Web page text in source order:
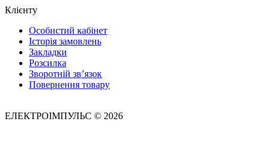
Клієнту
Особистий кабінет
Історія замовлень
Закладки
Розсилка
Зворотній зв’язок
Повернення товару
ЕЛЕКТРОІМПУЛЬС © 2026